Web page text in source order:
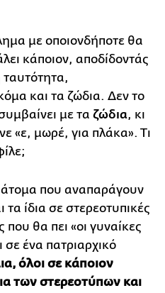
με οποιονδήποτε θα
κάποιον, αποδίδοντάς
ταυτότητα,
και τα ζώδια. Δεν το
με τα ζώδια, κι
«ε, μωρέ, για πλάκα». Τι
άτομα που αναπαράγουν
ίδια σε στερεοτυπικές
θα πει «οι γυναίκες
σε ένα πατριαρχικό
όλοι σε κάποιον
των στερεοτύπων και